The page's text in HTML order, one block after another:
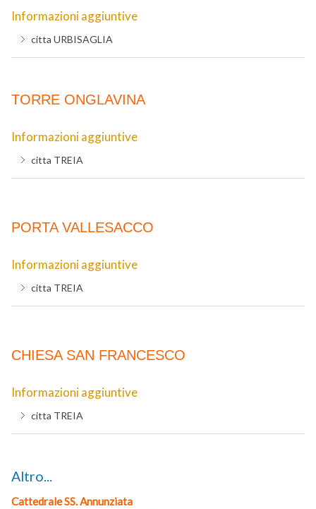
Informazioni aggiuntive
citta URBISAGLIA
TORRE ONGLAVINA
Informazioni aggiuntive
citta TREIA
PORTA VALLESACCO
Informazioni aggiuntive
citta TREIA
CHIESA SAN FRANCESCO
Informazioni aggiuntive
citta TREIA
Altro...
Cattedrale SS. Annunziata